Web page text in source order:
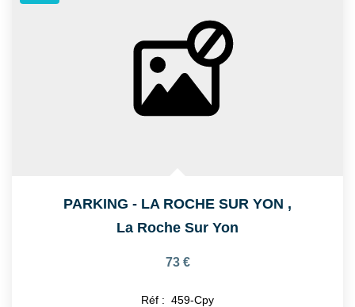
PARKING - LA ROCHE SUR YON ,
La Roche Sur Yon
73 €
Réf : 459-Cpy